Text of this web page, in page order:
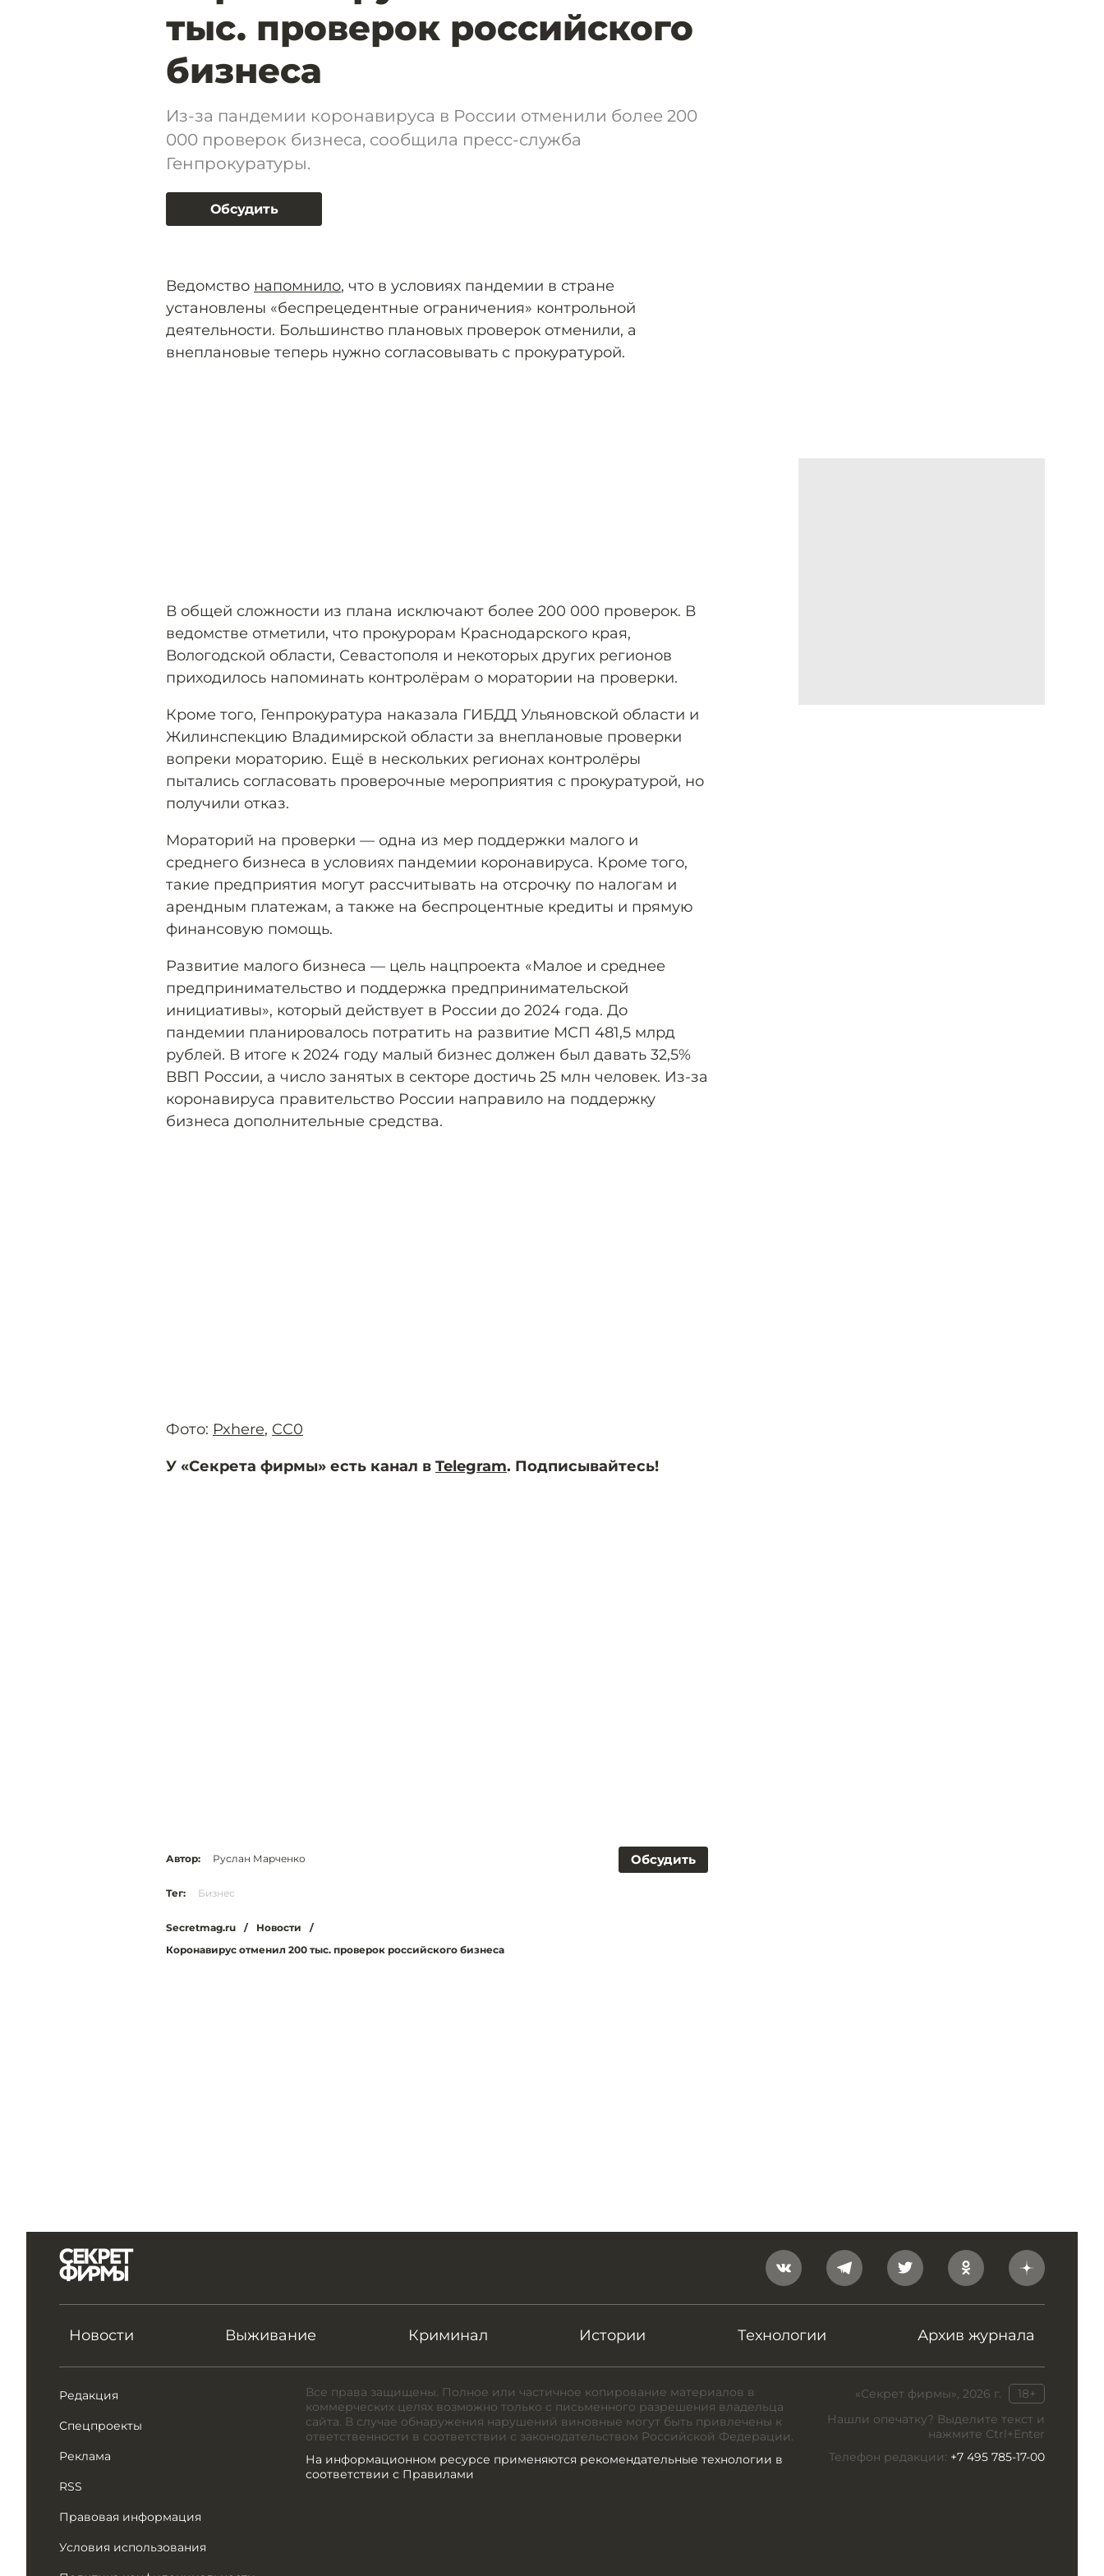
тыс. проверок российского
бизнеса
Из-за пандемии коронавируса в России отменили более 200
000 проверок бизнеса, сообщила пресс-служба
Генпрокуратуры.
Обсудить
Ведомство напомнило, что в условиях пандемии в стране
установлены «беспрецедентные ограничения» контрольной
деятельности. Большинство плановых проверок отменили, а
внеплановые теперь нужно согласовывать с прокуратурой.
В общей сложности из плана исключают более 200 000 проверок. В
ведомстве отметили, что прокурорам Краснодарского края,
Вологодской области, Севастополя и некоторых других регионов
приходилось напоминать контролёрам о моратории на проверки.
Кроме того, Генпрокуратура наказала ГИБДД Ульяновской области и
Жилинспекцию Владимирской области за внеплановые проверки
вопреки мораторию. Ещё в нескольких регионах контролёры
пытались согласовать проверочные мероприятия с прокуратурой, но
получили отказ.
Мораторий на проверки — одна из мер поддержки малого и
среднего бизнеса в условиях пандемии коронавируса. Кроме того,
такие предприятия могут рассчитывать на отсрочку по налогам и
арендным платежам, а также на беспроцентные кредиты и прямую
финансовую помощь.
Развитие малого бизнеса — цель нацпроекта «Малое и среднее
предпринимательство и поддержка предпринимательской
инициативы», который действует в России до 2024 года. До
пандемии планировалось потратить на развитие МСП 481,5 млрд
рублей. В итоге к 2024 году малый бизнес должен был давать 32,5%
ВВП России, а число занятых в секторе достичь 25 млн человек. Из-за
коронавируса правительство России направило на поддержку
бизнеса дополнительные средства.
Фото: Pxhere, CC0
У «Секрета фирмы» есть канал в Telegram. Подписывайтесь!
Обсудить
Автор: Руслан Марченко
Тег: Бизнес
Secretmag.ru / Новости
/
Коронавирус отменил 200 тыс. проверок российского бизнеса
Новости Выживание Криминал Истории Технологии Архив журнала
Редакция
Спецпроекты
Реклама
RSS
Правовая информация
Условия использования
«Секрет фирмы», 2026 г.
18+
Нашли опечатку? Выделите текст и
нажмите Ctrl+Enter
Телефон редакции: +7 495 785-17-00
Все права защищены. Полное или частичное копирование материалов в
коммерческих целях возможно только с письменного разрешения владельца
сайта. В случае обнаружения нарушений виновные могут быть привлечены к
ответственности в соответствии с законодательством Российской Федерации.
На информационном ресурсе применяются рекомендательные технологии в
соответствии с Правилами